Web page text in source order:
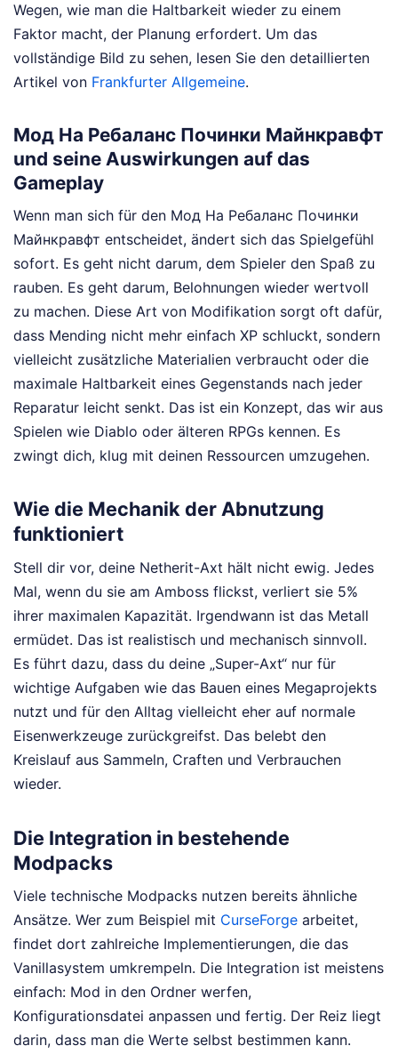
Wegen, wie man die Haltbarkeit wieder zu einem
Faktor macht, der Planung erfordert. Um das
vollständige Bild zu sehen, lesen Sie den detaillierten
Artikel von Frankfurter Allgemeine.
Мод На Ребаланс Починки Майнкравфт
und seine Auswirkungen auf das
Gameplay
Wenn man sich für den Мод На Ребаланс Починки
Майнкравфт entscheidet, ändert sich das Spielgefühl
sofort. Es geht nicht darum, dem Spieler den Spaß zu
rauben. Es geht darum, Belohnungen wieder wertvoll
zu machen. Diese Art von Modifikation sorgt oft dafür,
dass Mending nicht mehr einfach XP schluckt, sondern
vielleicht zusätzliche Materialien verbraucht oder die
maximale Haltbarkeit eines Gegenstands nach jeder
Reparatur leicht senkt. Das ist ein Konzept, das wir aus
Spielen wie Diablo oder älteren RPGs kennen. Es
zwingt dich, klug mit deinen Ressourcen umzugehen.
Wie die Mechanik der Abnutzung
funktioniert
Stell dir vor, deine Netherit-Axt hält nicht ewig. Jedes
Mal, wenn du sie am Amboss flickst, verliert sie 5%
ihrer maximalen Kapazität. Irgendwann ist das Metall
ermüdet. Das ist realistisch und mechanisch sinnvoll.
Es führt dazu, dass du deine „Super-Axt“ nur für
wichtige Aufgaben wie das Bauen eines Megaprojekts
nutzt und für den Alltag vielleicht eher auf normale
Eisenwerkzeuge zurückgreifst. Das belebt den
Kreislauf aus Sammeln, Craften und Verbrauchen
wieder.
Die Integration in bestehende
Modpacks
Viele technische Modpacks nutzen bereits ähnliche
Ansätze. Wer zum Beispiel mit CurseForge arbeitet,
findet dort zahlreiche Implementierungen, die das
Vanillasystem umkrempeln. Die Integration ist meistens
einfach: Mod in den Ordner werfen,
Konfigurationsdatei anpassen und fertig. Der Reiz liegt
darin, dass man die Werte selbst bestimmen kann.